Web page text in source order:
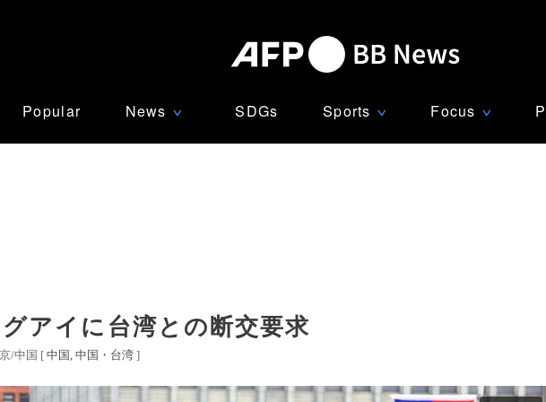
Popular News ∨ SDGs Sports ∨ Focus ∨
アイに台湾との断交要求
/中国 [ 中国 中国・台湾 ]